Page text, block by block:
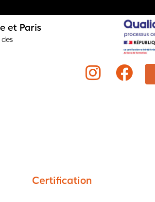
et Paris
Certification